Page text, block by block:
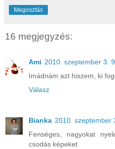
Megosztás
16 megjegyzés:
Ami 2010. szeptember 3.
Imádnám azt hiszem, ki
Válasz
Bianka 2010. szeptember
Fenséges, nagyokat
csodás képeket